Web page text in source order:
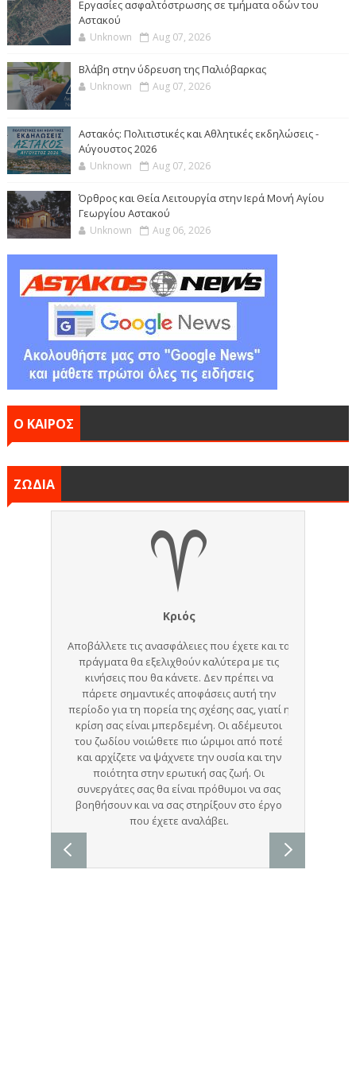
Εργασίες ασφαλτόστρωσης σε τμήματα οδών του
Αστακού
Unknown Aug 07, 2026
Βλάβη στην ύδρευση της Παλιόβαρκας
Unknown Aug 07, 2026
Αστακός: Πολιτιστικές και Αθλητικές εκδηλώσεις -
Αύγουστος 2026
Unknown Aug 07, 2026
Όρθρος και Θεία Λειτουργία στην Ιερά Μονή Αγίου
Γεωργίου Αστακού
Unknown Aug 06, 2026
Ο ΚΑΙΡΟΣ
ΖΩΔΙΑ